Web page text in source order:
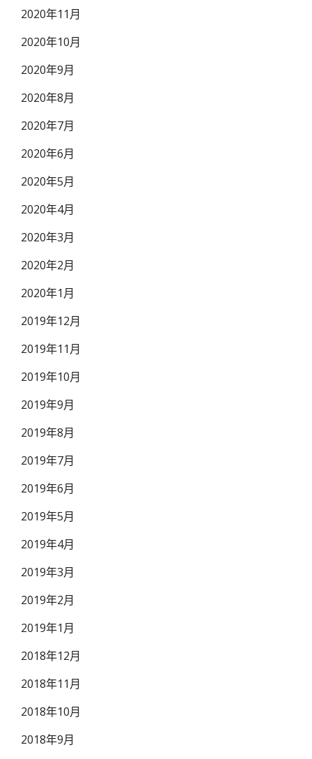
2020年11月
2020年10月
2020年9月
2020年8月
2020年7月
2020年6月
2020年5月
2020年4月
2020年3月
2020年2月
2020年1月
2019年12月
2019年11月
2019年10月
2019年9月
2019年8月
2019年7月
2019年6月
2019年5月
2019年4月
2019年3月
2019年2月
2019年1月
2018年12月
2018年11月
2018年10月
2018年9月